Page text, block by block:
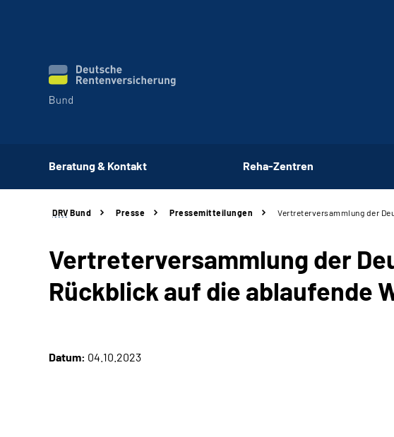
Beratung & Kontakt Reha-Zentren
DRV Bund Presse Pressemitteilungen Vertreterversammlung der
Vertreterversammlung der
Rückblick auf die ablaufende
Datum: 04.10.2023